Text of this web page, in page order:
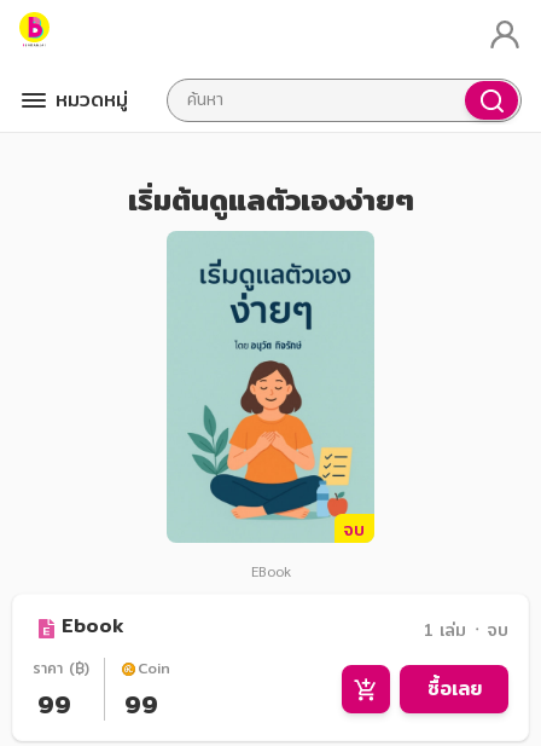
หมวดหมู่
เริ่มต้นดูแลตัวเองง่ายๆ
จบ
EBook
Ebook 1 เล่ม ᛫ จบ
ราคา (฿)
99
Coin
99 ซื้อเลย